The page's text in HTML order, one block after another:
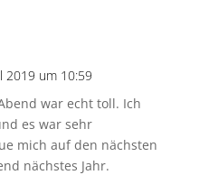
2019 um 10:59
war echt toll. Ich
es war sehr
mich auf den nächsten
nächstes Jahr.